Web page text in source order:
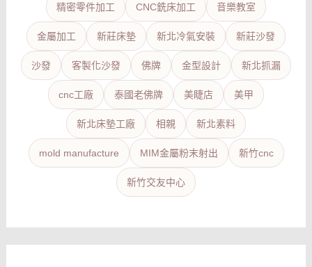
精密零件加工 CNC銑床加工 音樂教室
金屬加工 新莊床墊 新北冷氣安裝 新莊沙發
沙發 客製化沙發 佛牌 金型設計 新北抓漏
cnc工廠 泰國老佛牌 美睫店 美甲
新北床墊工廠 相親 新北素料
mold manufacture MIM金屬粉末射出 新竹cnc
新竹交友中心